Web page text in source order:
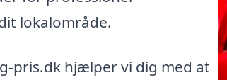
lokalområde.
pris.dk hjælper vi dig med at